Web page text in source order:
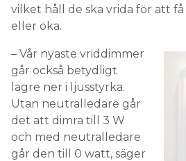
vilket håll de ska vrida för att
eller öka.
– Vår nyaste vriddimmer
går också betydligt
lägre ner i ljusstyrka.
Utan neutralledare går
det att dimra till 3 W
och med neutralledare
går den till 0 watt, säger